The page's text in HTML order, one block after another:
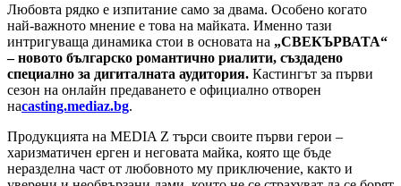
Любовта рядко е изпитание само за двама. Особено когато
най-важното мнение е това на майката. Именно тази
интригуваща динамика стои в основата на „СВЕКЪРВАТА“
– новото българско романтично риалити, създадено
специално за дигиталната аудитория. Кастингът за първи
сезон на онлайн предаването е официално отворен
наcasting.mediaz.bg.
Продукцията на MEDIA Z търси своите първи герои –
харизматичен ерген и неговата майка, която ще бъде
неразделна част от любовното му приключение, както и